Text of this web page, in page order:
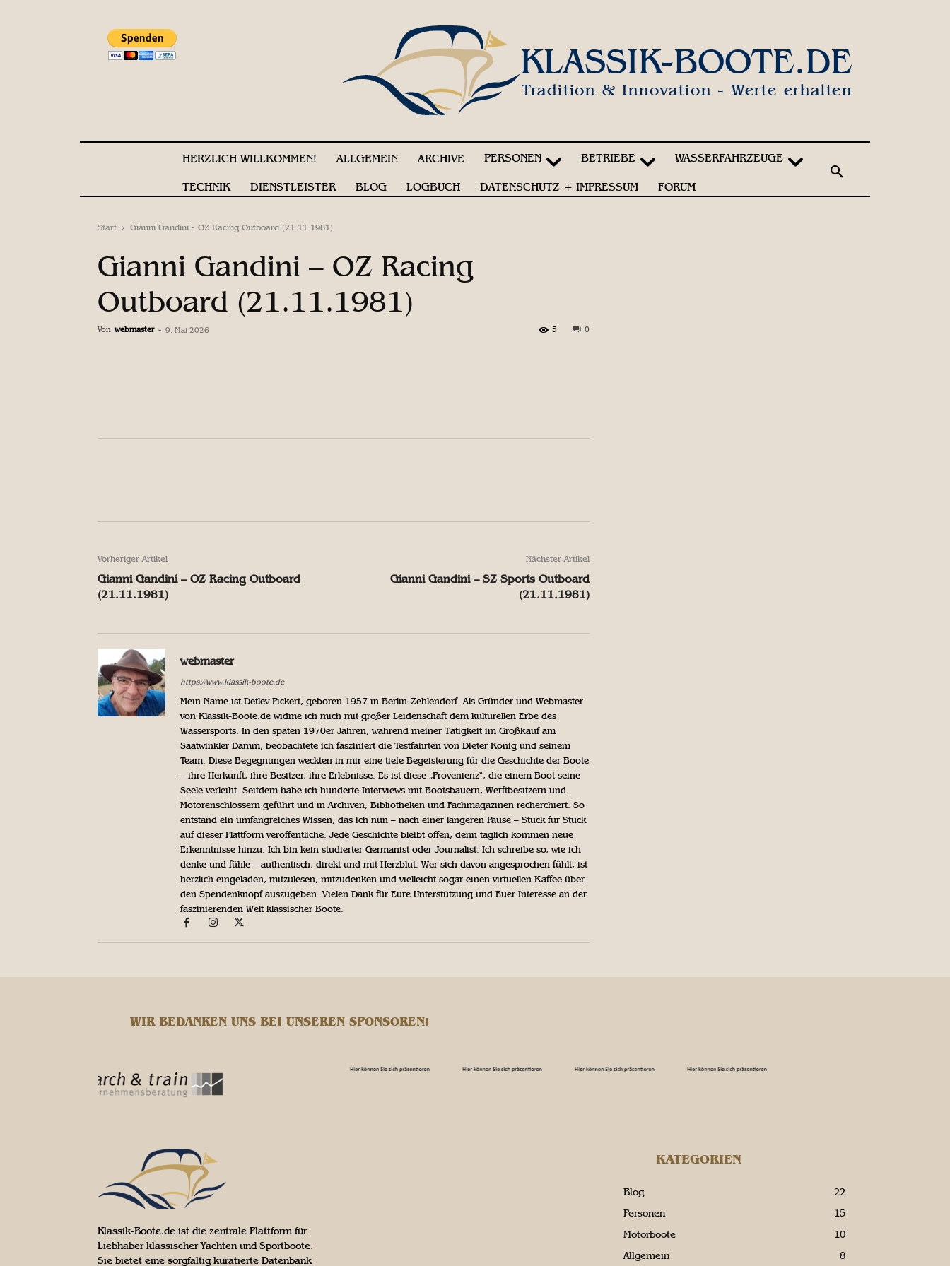
KLASSIK-BOOTE.DE
Tradition & Innovation - Werte erhalten
HERZLICH WILLKOMMEN! ALLGEMEIN ARCHIVE PERSONEN BETRIEBE WASSERFAHRZEUGE
TECHNIK DIENSTLEISTER BLOG LOGBUCH DATENSCHUTZ + IMPRESSUM FORUM
Start Gianni Gandini - OZ Racing Outboard (21.11.1981)
Gianni Gandini – OZ Racing
Outboard (21.11.1981)
Von webmaster - 9. Mai 2026 0
5
Vorheriger Artikel
Gianni Gandini – OZ Racing Outboard
(21.11.1981)
Nächster Artikel
Gianni Gandini – SZ Sports Outboard
(21.11.1981)
webmaster
https://www.klassik-boote.de
Mein Name ist Detlev Pickert, geboren 1957 in Berlin-Zehlendorf. Als Gründer und Webmaster
von Klassik-Boote.de widme ich mich mit großer Leidenschaft dem kulturellen Erbe des
Wassersports. In den späten 1970er Jahren, während meiner Tätigkeit im Großkauf am
Saatwinkler Damm, beobachtete ich fasziniert die Testfahrten von Dieter König und seinem
Team. Diese Begegnungen weckten in mir eine tiefe Begeisterung für die Geschichte der Boote
– ihre Herkunft, ihre Besitzer, ihre Erlebnisse. Es ist diese „Provenienz“, die einem Boot seine
Seele verleiht. Seitdem habe ich hunderte Interviews mit Bootsbauern, Werftbesitzern und
Motorenschlossern geführt und in Archiven, Bibliotheken und Fachmagazinen recherchiert. So
entstand ein umfangreiches Wissen, das ich nun – nach einer längeren Pause – Stück für Stück
auf dieser Plattform veröffentliche. Jede Geschichte bleibt offen, denn täglich kommen neue
Erkenntnisse hinzu. Ich bin kein studierter Germanist oder Journalist. Ich schreibe so, wie ich
denke und fühle – authentisch, direkt und mit Herzblut. Wer sich davon angesprochen fühlt, ist
herzlich eingeladen, mitzulesen, mitzudenken und vielleicht sogar einen virtuellen Kaffee über
den Spendenknopf auszugeben. Vielen Dank für Eure Unterstützung und Euer Interesse an der
faszinierenden Welt klassischer Boote.
WIR BEDANKEN UNS BEI UNSEREN SPONSOREN!
Klassik-Boote.de ist die zentrale Plattform für
Liebhaber klassischer Yachten und Sportboote.
Sie bietet eine sorgfältig kuratierte Datenbank
KATEGORIEN
Blog
22
Personen
15
Motorboote
10
Allgemein
8